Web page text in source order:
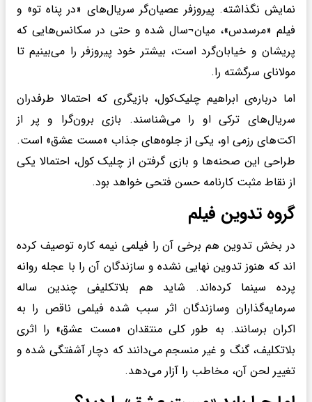
نمایش نگذاشته. پیروزفر عصیان‌گر سریال‌های «در پناه تو» و
فیلم «مرسدس»، میان¬سال شده و حتی در سکانس‌هایی که
پریشان و خیابان‌گرد است، بیشتر خود پیروزفر را می‌بینیم تا
مولانای سرگشته را.
اما درباره‌ی ابراهیم چلیک‌کول، بازیگری که احتمالا طرفدران
سریال‌های ترکی او را می‌شناسند. بازی برون‌گرا و پر از
اکت‌های رزمی او، یکی از جلوه‌های جذاب «مست عشق» است.
طراحی این صحنه‌ها و بازی گرفتن از چلیک کول، احتمالا یکی
از نقاط مثبت کارنامه حسن فتحی خواهد بود.
گروه تدوین فیلم
در بخش تدوین هم برخی آن را فیلمی نیمه کاره توصیف کرده
اند که هنوز تدوین نهایی نشده و سازندگان آن را با عجله روانه
پرده سینما کرده‌اند. شاید هم بلاتکلیفی چندین ساله
سرمایه‌گذاران وسازندگان اثر سبب شده فیلمی ناقص را به
اکران برسانند. به طور کلی منتقدان «مست عشق» را اثری
بلاتکلیف، گنگ و غیر منسجم می‌دانند که دچار آشفتگی شده و
تغییر لحن آن، مخاطب را آزار می‌دهد.